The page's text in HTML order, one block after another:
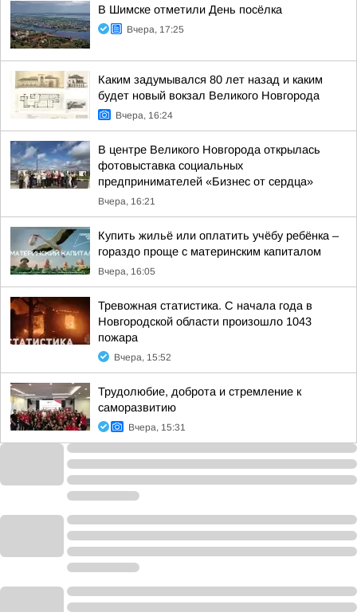
В Шимске отметили День посёлка
Вчера, 17:25
Каким задумывался 80 лет назад и каким
будет новый вокзал Великого Новгорода
Вчера, 16:24
В центре Великого Новгорода открылась
фотовыставка социальных
предпринимателей «Бизнес от сердца»
Вчера, 16:21
Купить жильё или оплатить учёбу ребёнка –
гораздо проще с материнским капиталом
Вчера, 16:05
Тревожная статистика. С начала года в
Новгородской области произошло 1043
пожара
Вчера, 15:52
Трудолюбие, доброта и стремление к
саморазвитию
Вчера, 15:31